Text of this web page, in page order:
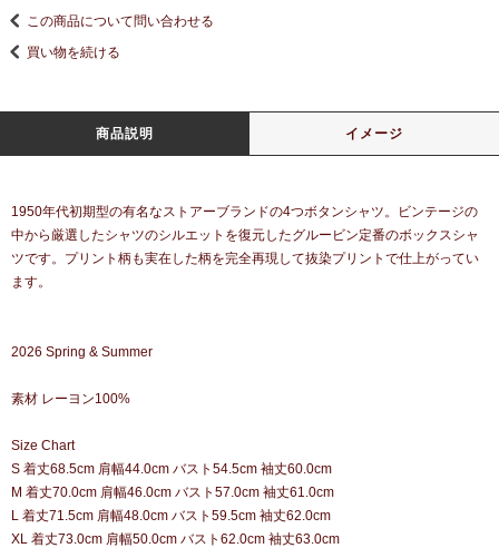
この商品について問い合わせる
買い物を続ける
商品説明 イメージ
1950年代初期型の有名なストアーブランドの4つボタンシャツ。ビンテージの
中から厳選したシャツのシルエットを復元したグルービン定番のボックスシャ
ツです。プリント柄も実在した柄を完全再現して抜染プリントで仕上がってい
ます。
2026 Spring & Summer
素材 レーヨン100%
Size Chart
S 着丈68.5cm 肩幅44.0cm バスト54.5cm 袖丈60.0cm
M 着丈70.0cm 肩幅46.0cm バスト57.0cm 袖丈61.0cm
L 着丈71.5cm 肩幅48.0cm バスト59.5cm 袖丈62.0cm
XL 着丈73.0cm 肩幅50.0cm バスト62.0cm 袖丈63.0cm